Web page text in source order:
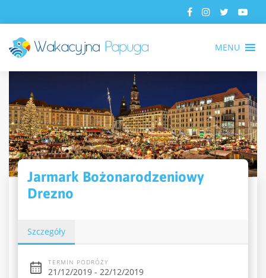
MENU
Jarmark Bożonarodzeniowy
Drezno
Szczegóły
TERMIN PODRÓŻY
21/12/2019 - 22/12/2019